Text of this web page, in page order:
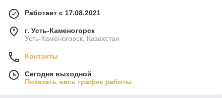
Работает с 17.08.2021
г. Усть-Каменогорск
Усть-Каменогорск, Казахстан
Контакты
Сегодня выходной
Показать весь график работы